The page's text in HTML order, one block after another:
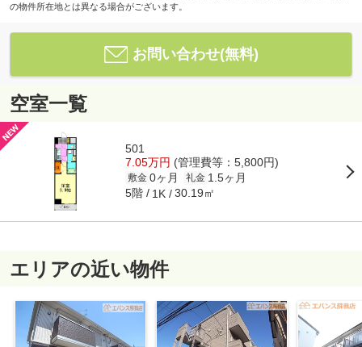
の物件所在地とは異なる場合がございます。
お問い合わせ(無料)
空室一覧
501
7.05万円 (管理費等：5,800円)
敷金 0ヶ月 礼金 1.5ヶ月
5階 1K 30.19㎡
エリアの近い物件